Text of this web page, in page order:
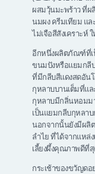
ผสมวุ้นมะพร้าว ที่ผ
นมผง ครีมเทียม แ
ไม่เจือสีสังเคราะ
อีกหนึ่งผลิตภัณฑ์ที่
ขนมปังหรือแยมกลี
ที่มีกลีบสีแดงสดอันโ
กุหลาบบานเต็มที่แ
กุหลาบมีกลิ่นหอมม
เป็นแยมกลีบกุหลา
นอกจากนั้นยังมีผลิ
ลำไย ที่ได้จากแหล่ง
เลี้ยงผึ้งคุณภาพดีที่
กระเช้าของขวัญด